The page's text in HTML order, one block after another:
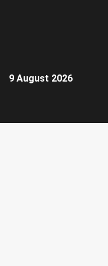
9 August 2026